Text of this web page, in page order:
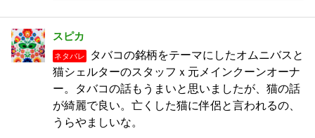
スピカ
ネタバレ
タバコの銘柄をテーマにしたオムニバスと
猫シェルターのスタッフｘ元メインクーンオーナ
ー。タバコの話もうまいと思いましたが、猫の話
が綺麗で良い。亡くした猫に伴侶と言われるの、
うらやましいな。